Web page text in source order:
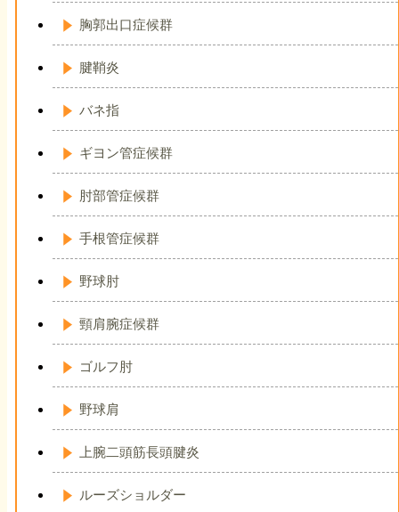
胸郭出口症候群
腱鞘炎
バネ指
ギヨン管症候群
肘部管症候群
手根管症候群
野球肘
頸肩腕症候群
ゴルフ肘
野球肩
上腕二頭筋長頭腱炎
ルーズショルダー